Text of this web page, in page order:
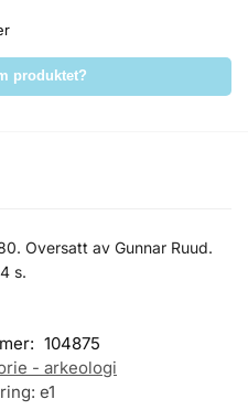
produktet?
Oversatt av Gunnar Ruud.
s.
104875
- arkeologi
e1